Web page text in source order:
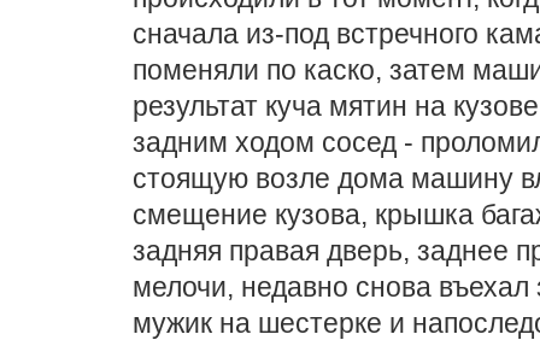
сначала из-под встречного
поменяли по каско, затем
результат куча мятин на
задним ходом сосед -
стоящую возле дома машину
смещение кузова, крышка
задняя правая дверь, заднее
мелочи, недавно снова
мужик на шестерке и